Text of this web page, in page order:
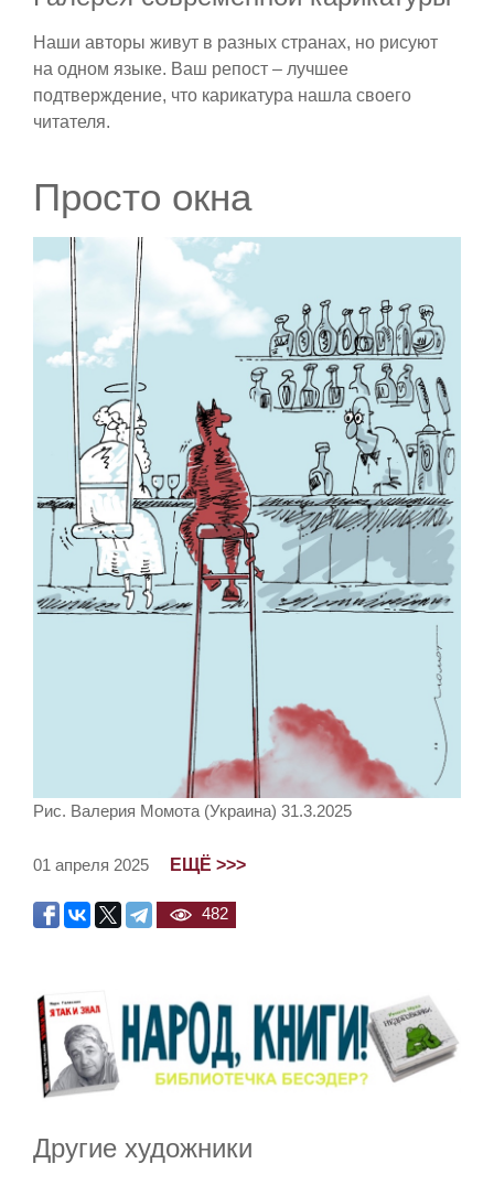
Наши авторы живут в разных странах, но рисуют
на одном языке. Ваш репост – лучшее
подтверждение, что карикатура нашла своего
читателя.
Просто окна
Рис. Валерия Момота (Украина) 31.3.2025
01 апреля 2025 ЕЩЁ >>>
482
Другие художники